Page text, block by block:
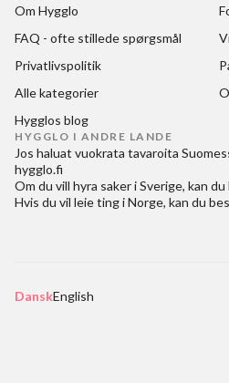
Om Hygglo
FAQ - ofte stillede spørgsmål
Privatlivspolitik
Alle kategorier
Hygglos blog
HYGGLO I ANDRE LANDE
Jos haluat vuokrata tavaroita
hygglo.fi
Om du vill hyra saker i Sverige, kan du
Hvis du vil leie ting i Norge, kan du
DanskEnglish